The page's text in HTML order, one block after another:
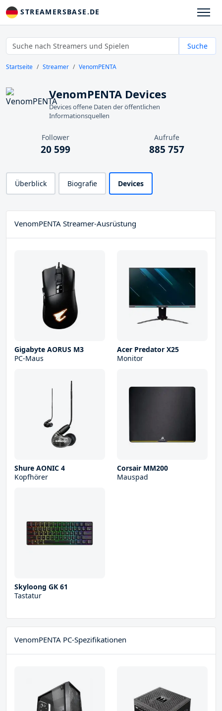
STREAMERSBASE.DE
Suche
Startseite Streamer VenomPENTA
VenomPENTA Devices
Devices offene Daten der öffentlichen
Informationsquellen
Follower
20 599
Aufrufe
885 757
Überblick Biografie Devices
VenomPENTA Streamer-Ausrüstung
Gigabyte AORUS M3
PC-Maus
Acer Predator X25
Monitor
Shure AONIC 4
Kopfhörer
Corsair MM200
Mauspad
Skyloong GK 61
Tastatur
VenomPENTA PC-Spezifikationen